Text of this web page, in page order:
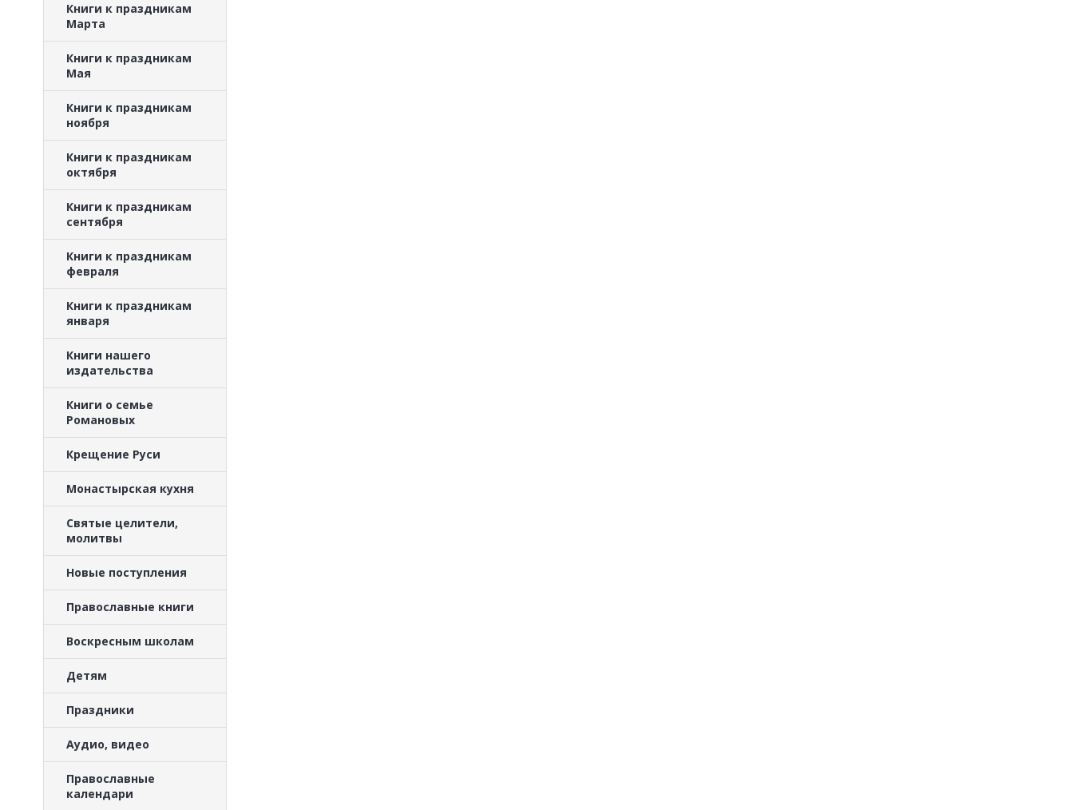
Книги к праздникам
Марта
Книги к праздникам
Мая
Книги к праздникам
ноября
Книги к праздникам
октября
Книги к праздникам
сентября
Книги к праздникам
февраля
Книги к праздникам
января
Книги нашего
издательства
Книги о семье
Романовых
Крещение Руси
Монастырская кухня
Святые целители,
молитвы
Новые поступления
Православные книги
Воскресным школам
Детям
Праздники
Аудио, видео
Православные
календари